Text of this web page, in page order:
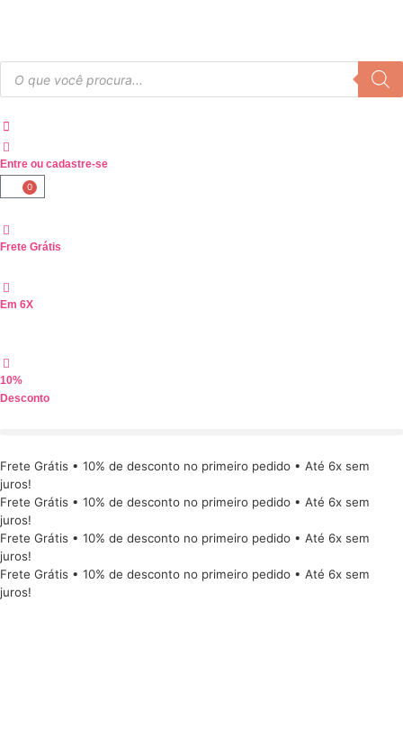
Entre ou cadastre-se
0
Frete Grátis
Em 6X
10%
Desconto
Frete Grátis • 10% de desconto no primeiro pedido • Até 6x sem
juros!
Frete Grátis • 10% de desconto no primeiro pedido • Até 6x sem
juros!
Frete Grátis • 10% de desconto no primeiro pedido • Até 6x sem
juros!
Frete Grátis • 10% de desconto no primeiro pedido • Até 6x sem
juros!